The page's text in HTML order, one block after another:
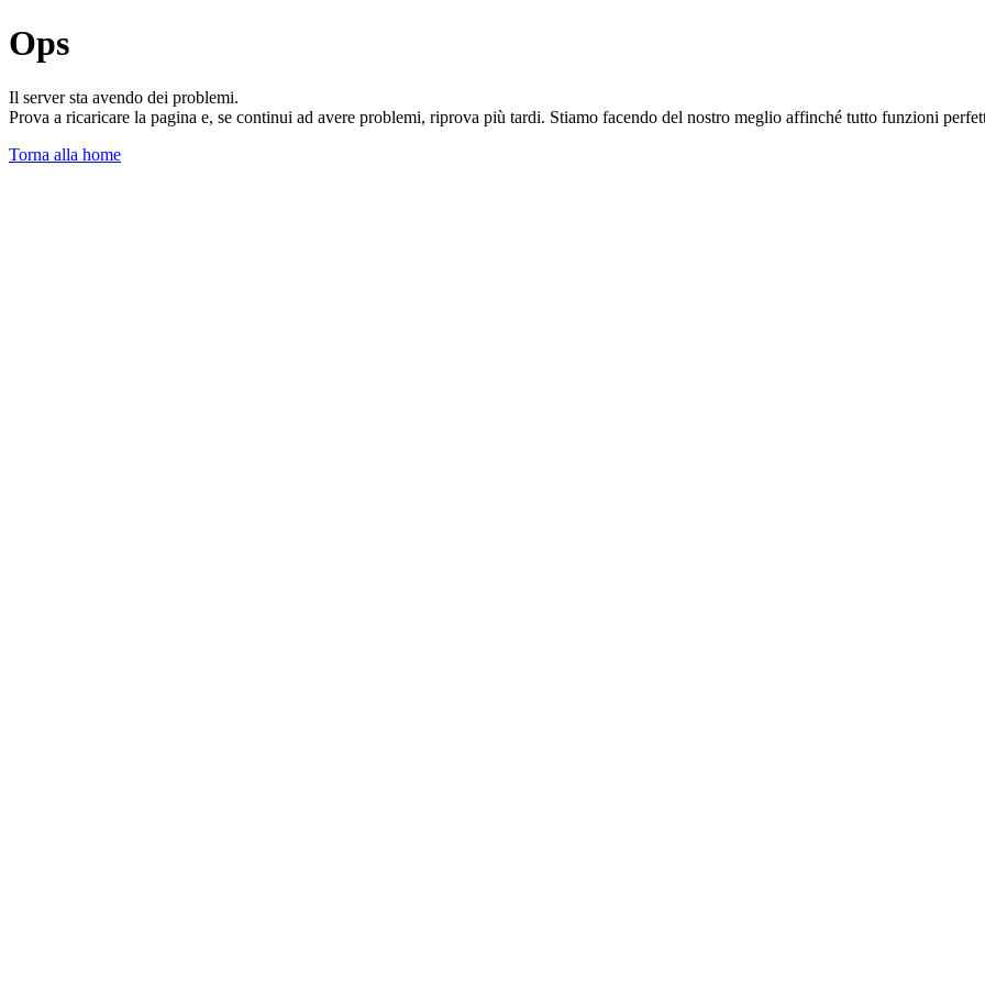
Ops
Il server sta avendo dei problemi.
Prova a ricaricare la pagina e, se continui ad avere problemi, riprova più tardi. Stiamo facendo del nostro meglio affinché tutto funzioni
Torna alla home